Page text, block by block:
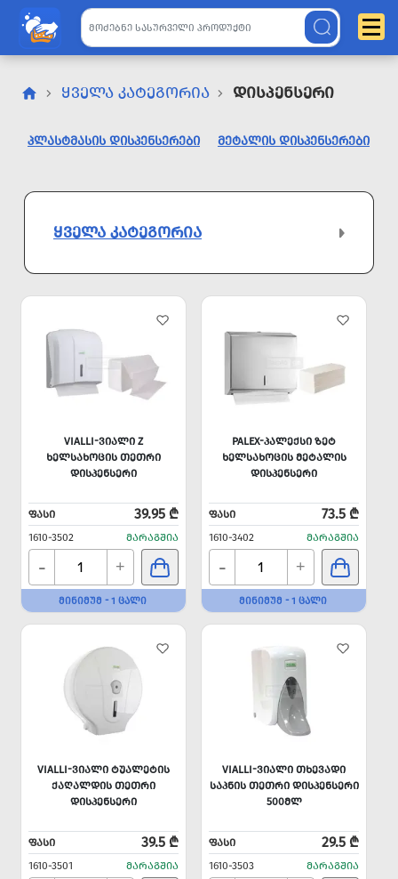
ᲧᲕᲔᲚᲐ ᲙᲐᲢᲔᲒᲝᲠᲘᲐ Დისპენსერი
ᲞᲚᲐᲡᲢᲛᲐᲡᲘᲡ ᲓᲘᲡᲞᲔᲜᲡᲔᲠᲔᲑᲘ ᲛᲔᲢᲐᲚᲘᲡ ᲓᲘᲡᲞᲔᲜᲡᲔᲠᲔᲑᲘ
ᲧᲕᲔᲚᲐ ᲙᲐᲢᲔᲒᲝᲠᲘᲐ
VIALLI-ᲕᲘᲐᲚᲘ Z
ᲮᲔᲚᲡᲐᲮᲝᲪᲘᲡ ᲗᲔᲗᲠᲘ
ᲓᲘᲡᲞᲔᲜᲡᲔᲠᲘ
ᲤᲐᲡᲘ 39.95 ₾
1610-3502 ᲛᲐᲠᲐᲒᲨᲘᲐ
- +
ᲛᲘᲜᲘᲛᲣᲛ - 1 ᲪᲐᲚᲘ
PALEX-ᲞᲐᲚᲔᲥᲡᲘ ᲖᲔᲢ
ᲮᲔᲚᲡᲐᲮᲝᲪᲘᲡ ᲛᲔᲢᲐᲚᲘᲡ
ᲓᲘᲡᲞᲔᲜᲡᲔᲠᲘ
ᲤᲐᲡᲘ 73.5 ₾
1610-3402 ᲛᲐᲠᲐᲒᲨᲘᲐ
- +
ᲛᲘᲜᲘᲛᲣᲛ - 1 ᲪᲐᲚᲘ
VIALLI-ᲕᲘᲐᲚᲘ ᲢᲣᲐᲚᲔᲢᲘᲡ
ᲥᲐᲦᲐᲚᲓᲘᲡ ᲗᲔᲗᲠᲘ
ᲓᲘᲡᲞᲔᲜᲡᲔᲠᲘ
ᲤᲐᲡᲘ 39.5 ₾
1610-3501 ᲛᲐᲠᲐᲒᲨᲘᲐ
VIALLI-ᲕᲘᲐᲚᲘ ᲗᲮᲔᲕᲐᲓᲘ
ᲡᲐᲞᲜᲘᲡ ᲗᲔᲗᲠᲘ ᲓᲘᲡᲞᲔᲜᲡᲔᲠᲘ
500ᲛᲚ
ᲤᲐᲡᲘ 29.5 ₾
1610-3503 ᲛᲐᲠᲐᲒᲨᲘᲐ